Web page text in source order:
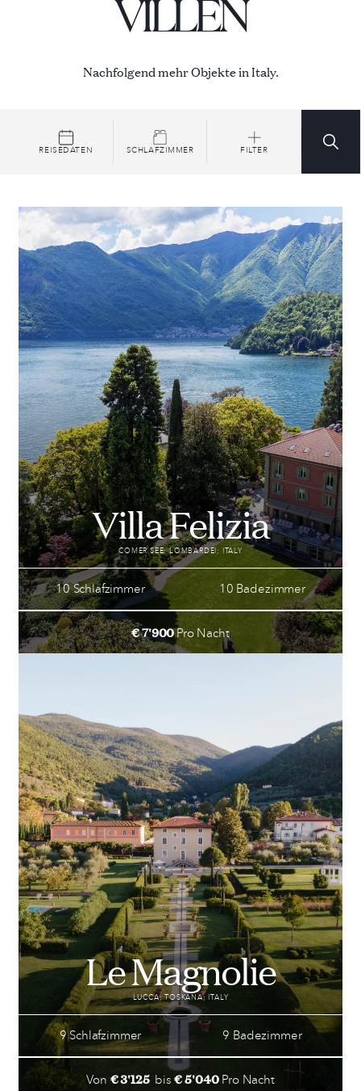
VILLEN
Nachfolgend mehr Objekte in Italy.
REISEDATEN SCHLAFZIMMER FILTER
Villa Felizia
COMER SEE; LOMBARDEI; ITALY
10 Schlafzimmer 10 Badezimmer
€ 7'900Pro Nacht
Le Magnolie
LUCCA; TOSKANA; ITALY
9 Schlafzimmer 9 Badezimmer
Von € 3'125 bis€ 5'040Pro Nacht